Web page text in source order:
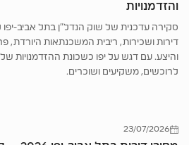
והזדמנויות
דירות ושכירות, ריבית המשכנתאות היורדת,
והיצע. עם דגש על יפו כשכונת ההזדמנויות
לרוכשים, משקיעים ושוכרים.
23/07/2026